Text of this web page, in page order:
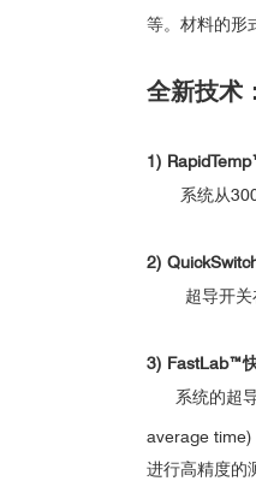
等。材料的形
全新技术：
1)
系统从300K
2)
超导开关在
3) FastLab™
系统的超导
average
进行高精度的